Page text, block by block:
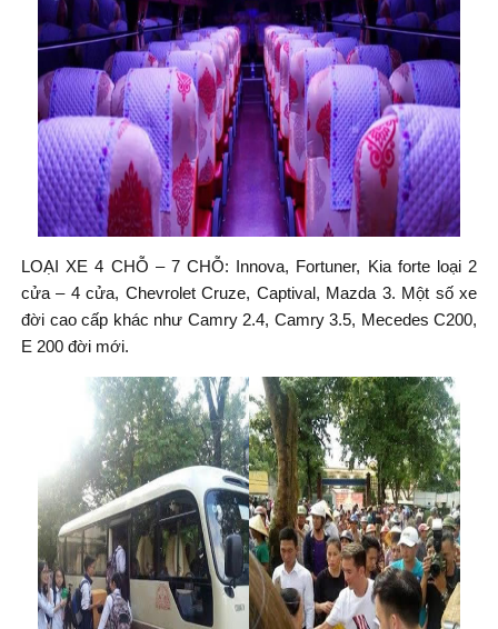
LOẠI XE 4 CHỖ – 7 CHỖ: Innova, Fortuner, Kia forte loại 2
cửa – 4 cửa, Chevrolet Cruze, Captival, Mazda 3. Một số xe
đời cao cấp khác như Camry 2.4, Camry 3.5, Mecedes C200,
E 200 đời mới.